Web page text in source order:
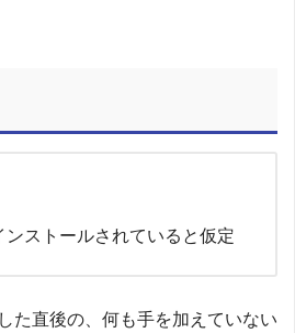
ンストールされていると仮定
た直後の、何も手を加えていない